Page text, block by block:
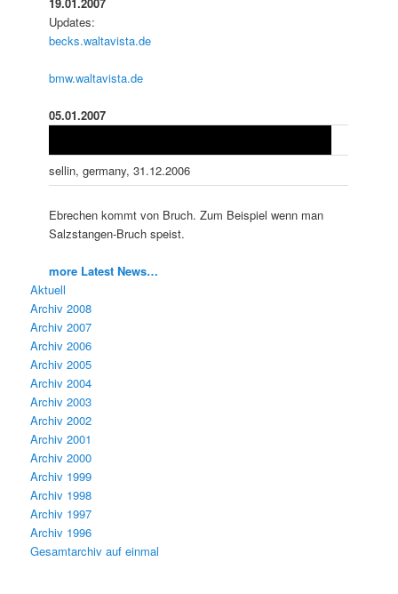
Updates:
becks.waltavista.de
bmw.waltavista.de
05.01.2007
sellin, germany, 31.12.2006
Ebrechen kommt von Bruch. Zum Beispiel wenn man
Salzstangen-Bruch speist.
more Latest News…
Aktuell
Archiv 2008
Archiv 2007
Archiv 2006
Archiv 2005
Archiv 2004
Archiv 2003
Archiv 2002
Archiv 2001
Archiv 2000
Archiv 1999
Archiv 1998
Archiv 1997
Archiv 1996
Gesamtarchiv auf einmal